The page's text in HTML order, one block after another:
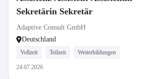
Sekretärin Sekretär
Adaptive Consult GmbH
Deutschland
Vollzeit Teilzeit Weiterbildungen
24.07.2026